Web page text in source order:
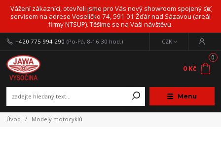
Vážení zákazníci, otevřeli jsme pro Vás nový showroom spojený se
servisem na adrese Veselíčko 74, 591 01 Žďár nad Sázavou (areál
firmy NTSUP). Těšíme se na Vaši návštěvu.
Menu
CZK
+420 775 994 290 (Po-Pá, 8-16:30 hod.)
0
0 Kč
Úvod Modely motocyklů